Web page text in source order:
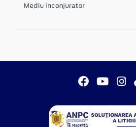
Mediu inconjurator